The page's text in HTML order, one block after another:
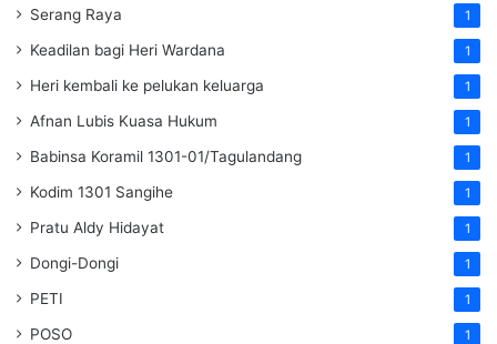
Serang Raya 1
Keadilan bagi Heri Wardana 1
Heri kembali ke pelukan keluarga 1
Afnan Lubis Kuasa Hukum 1
Babinsa Koramil 1301-01/Tagulandang 1
Kodim 1301 Sangihe 1
Pratu Aldy Hidayat 1
Dongi-Dongi 1
PETI 1
POSO 1